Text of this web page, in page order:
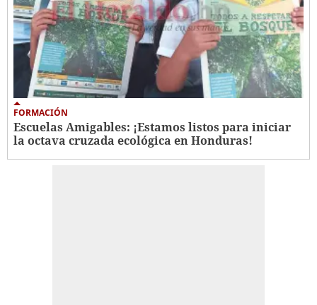
FORMACIÓN
Escuelas Amigables: ¡Estamos listos para iniciar
la octava cruzada ecológica en Honduras!